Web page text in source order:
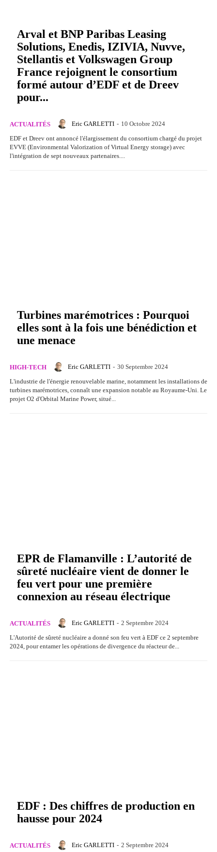
Arval et BNP Paribas Leasing
Solutions, Enedis, IZIVIA, Nuvve,
Stellantis et Volkswagen Group
France rejoignent le consortium
formé autour d’EDF et de Dreev
pour...
ACTUALITÉS Eric GARLETTI - 10 Octobre 2024
EDF et Dreev ont annoncé l'élargissement du consortium chargé du projet
EVVE (Environmental Valorization of Virtual Energy storage) avec
l'intégration de sept nouveaux partenaires....
Turbines marémotrices : Pourquoi
elles sont à la fois une bénédiction et
une menace
HIGH-TECH Eric GARLETTI - 30 Septembre 2024
L'industrie de l'énergie renouvelable marine, notamment les installations de
turbines marémotrices, connaît une expansion notable au Royaume-Uni. Le
projet O2 d'Orbital Marine Power, situé...
EPR de Flamanville : L’autorité de
sûreté nucléaire vient de donner le
feu vert pour une première
connexion au réseau électrique
ACTUALITÉS Eric GARLETTI - 2 Septembre 2024
L'Autorité de sûreté nucléaire a donné son feu vert à EDF ce 2 septembre
2024, pour entamer les opérations de divergence du réacteur de...
EDF : Des chiffres de production en
hausse pour 2024
ACTUALITÉS Eric GARLETTI - 2 Septembre 2024